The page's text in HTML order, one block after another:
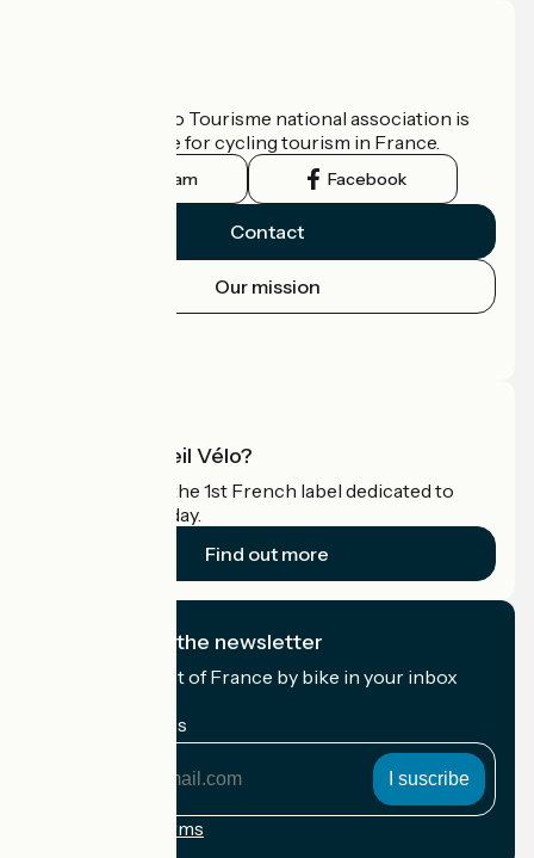
The France Vélo Tourisme national association is
the official guide for cycling tourism in France.
Instagram Facebook
Contact
Our mission
What is Accueil Vélo?
Accueil Vélo is the 1st French label dedicated to
cyclists on holiday.
Find out more
I subscribe to the newsletter
Receive the best of France by bike in your inbox
My email address
Registration terms